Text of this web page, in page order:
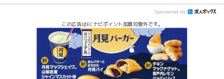
Sponsored by
この広告はECナビポイント加算対象外です。